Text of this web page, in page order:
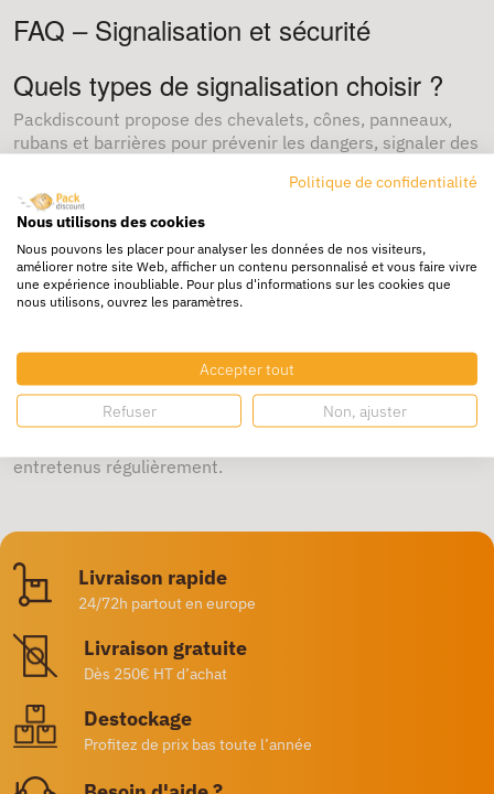
FAQ – Signalisation et sécurité
Quels types de signalisation choisir ?
Packdiscount propose des chevalets, cônes, panneaux,
rubans et barrières pour prévenir les dangers, signaler des
Quand utiliser ces équipements ?
Lors de travaux, d’interventions temporaires, ou dans des
zones à risque, la signalisation est obligatoire pour
sécuriser les lieux et protéger le personnel.
de signalisation ?
En France, le Code du travail impose un balisage approprié
et visible pour prévenir les accidents. Les produits doivent
entretenus régulièrement.
Livraison rapide
24/72h partout en europe
Livraison gratuite
Dès 250€ HT d’achat
Destockage
Profitez de prix bas toute l’année
Politique de confidentialité
Nous utilisons des cookies
Nous pouvons les placer pour analyser les données de nos visiteurs,
améliorer notre site Web, afficher un contenu personnalisé et vous faire vivre
une expérience inoubliable. Pour plus d'informations sur les cookies que
nous utilisons, ouvrez les paramètres.
Accepter tout
Refuser Non, ajuster